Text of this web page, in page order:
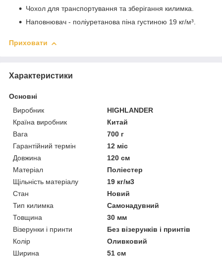
Чохол для транспортування та зберігання килимка.
Наповнювач - поліуретанова піна густиною 19 кг/м³.
Приховати
Характеристики
Основні
Виробник
HIGHLANDER
Країна виробник
Китай
Вага
700 г
Гарантійний термін
12 міс
Довжина
120 см
Матеріал
Поліестер
Щільність матеріалу
19 кг/м3
Стан
Новий
Тип килимка
Самонадувний
Товщина
30 мм
Візерунки і принти
Без візерунків і принтів
Колір
Оливковий
Ширина
51 см